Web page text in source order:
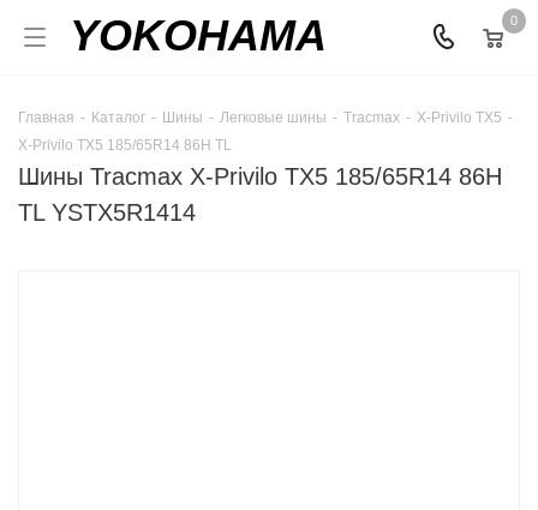
YOKOHAMA 0
Главная - Каталог - Шины - Легковые шины - Tracmax - X-Privilo TX5 -
X-Privilo TX5 185/65R14 86H TL
Шины Tracmax X-Privilo TX5 185/65R14 86H
TL YSTX5R1414